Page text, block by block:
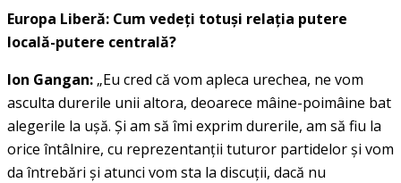
Europa Liberă: Cum vedeţi totuşi relaţia putere
locală-putere centrală?
Ion Gangan: „Eu cred că vom apleca urechea, ne vom
asculta durerile unii altora, deoarece mâine-poimâine bat
alegerile la uşă. Şi am să îmi exprim durerile, am să fiu la
orice întâlnire, cu reprezentanţii tuturor partidelor şi vom
da întrebări şi atunci vom sta la discuţii, dacă nu